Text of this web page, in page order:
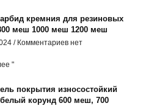
кремния для резиновых
меш 1000 меш 1200 меш
Комментариев нет
"
покрытия износостойкий
корунд 600 меш, 700